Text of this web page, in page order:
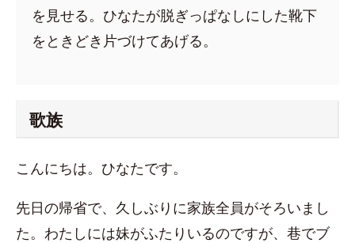
を見せる。ひなたが脱ぎっぱなしにした靴下
をときどき片づけてあげる。
歌族
こんにちは。ひなたです。
先日の帰省で、久しぶりに家族全員がそろいまし
た。わたしには妹がふたりいるのですが、巷でブ